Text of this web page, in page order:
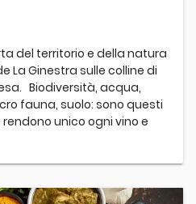
del territorio e della natura
La Ginestra sulle colline di
Biodiversità, acqua,
fauna, suolo: sono questi
unico ogni vino e